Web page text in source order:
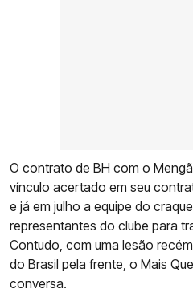
O contrato de BH com o
vínculo acertado em seu
e já em julho a equipe do
representantes do clube para
Contudo, com uma lesão
do Brasil pela frente, o Mais
conversa.